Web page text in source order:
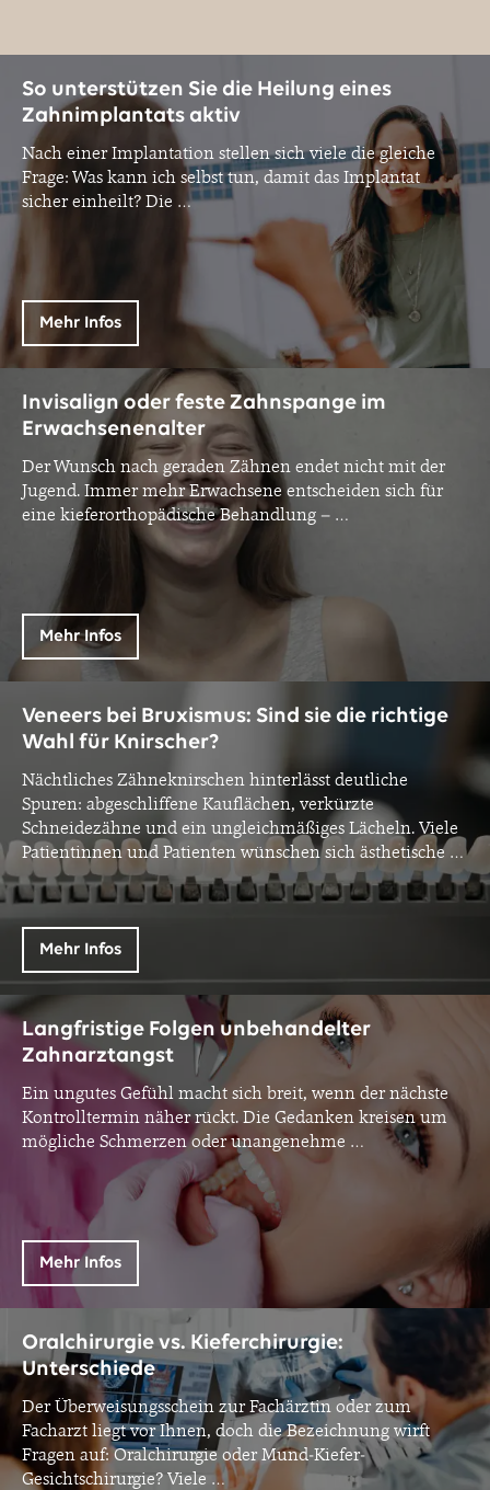
So unterstützen Sie die Heilung eines
Zahnimplantats aktiv
Nach einer Implantation stellen sich viele die gleiche
Frage: Was kann ich selbst tun, damit das Implantat
sicher einheilt? Die …
Mehr Infos
Invisalign oder feste Zahnspange im
Erwachsenenalter
Der Wunsch nach geraden Zähnen endet nicht mit der
Jugend. Immer mehr Erwachsene entscheiden sich für
eine kieferorthopädische Behandlung – …
Mehr Infos
Veneers bei Bruxismus: Sind sie die richtige
Wahl für Knirscher?
Nächtliches Zähneknirschen hinterlässt deutliche
Spuren: abgeschliffene Kauflächen, verkürzte
Schneidezähne und ein ungleichmäßiges Lächeln. Viele
Patientinnen und Patienten wünschen sich ästhetische …
Mehr Infos
Langfristige Folgen unbehandelter
Zahnarztangst
Ein ungutes Gefühl macht sich breit, wenn der nächste
Kontrolltermin näher rückt. Die Gedanken kreisen um
mögliche Schmerzen oder unangenehme …
Mehr Infos
Oralchirurgie vs. Kieferchirurgie:
Unterschiede
Der Überweisungsschein zur Fachärztin oder zum
Facharzt liegt vor Ihnen, doch die Bezeichnung wirft
Fragen auf: Oralchirurgie oder Mund-Kiefer-
Gesichtschirurgie? Viele …